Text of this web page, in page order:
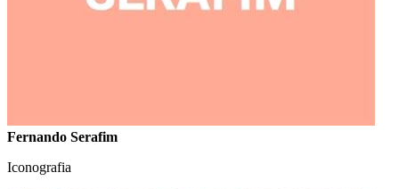
Fernando Serafim
Iconografia